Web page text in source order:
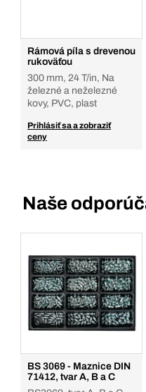
Rámová píla s drevenou
rukoväťou
300 mm, 24 T/in, Na
železné a neželezné
kovy, PVC, plast
Prihlásiť sa a zobraziť
ceny
Naše
BS 3069 - Maznice DIN
71412, tvar A, B a C